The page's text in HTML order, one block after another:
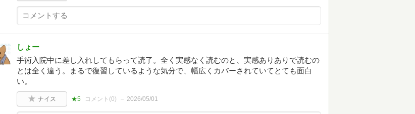
しょー
手術入院中に差し入れしてもらって読了。全く実感なく読むのと、実感ありありで読むの
とは全く違う。まるで復習しているような気分で、幅広くカバーされていてとても面白
い。
ナイス ★5 コメント(0) 2026/05/01